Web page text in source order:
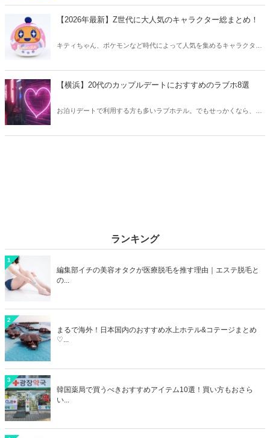
【2026年最新】Z世代に大人気のキャラクター総まとめ！
キティちゃん、ポケモンなど時代によって人気を集めるキャラクター
クしてみましょう。
【横浜】20代のカップルデートにおすすめのラブホ8選
お泊りデートで利用する方も多いラブホテル。でもせっかくなら、キ
ランキング
1
編集部イチの美容オタクが医療脱毛を推す理由｜エステ脱毛と
の...
2
まるで海外！日本国内のおすすめ水上ホテル&コテージまとめ
♡...
3
韓国薬局で買うべきおすすめアイテム10選！買い方もおさら
い...